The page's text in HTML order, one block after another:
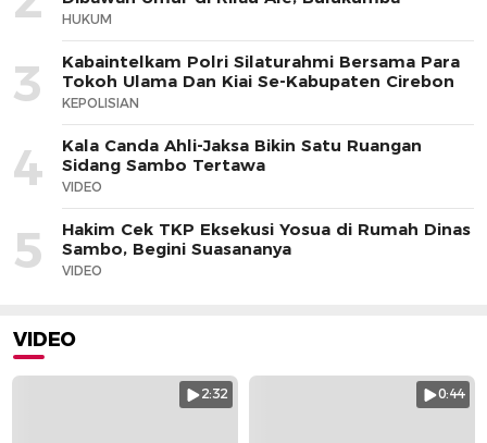
HUKUM
3
Kabaintelkam Polri Silaturahmi Bersama Para
Tokoh Ulama Dan Kiai Se-Kabupaten Cirebon
KEPOLISIAN
4
Kala Canda Ahli-Jaksa Bikin Satu Ruangan
Sidang Sambo Tertawa
VIDEO
5
Hakim Cek TKP Eksekusi Yosua di Rumah Dinas
Sambo, Begini Suasananya
VIDEO
VIDEO
2:32 0:44